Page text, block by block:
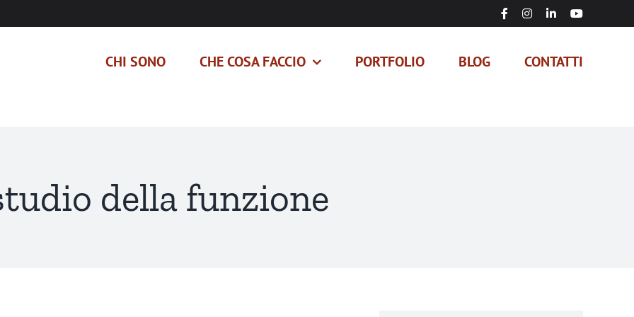
FacebookInstagram
LinkedInYouTube
CHI SONO CHE COSA FACCIO PORTFOLIO BLOG CONTATTI
della funzione